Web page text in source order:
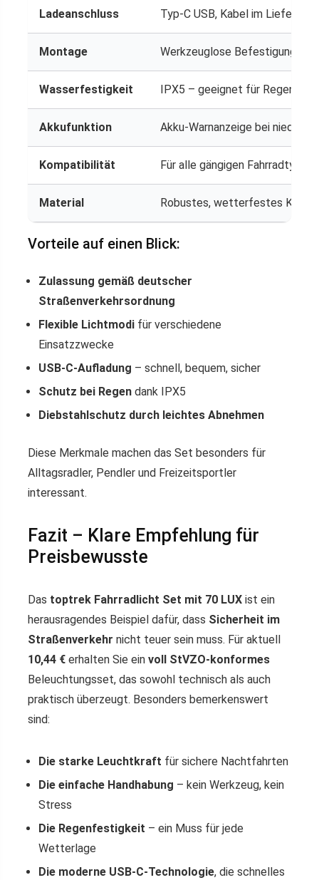
Ladeanschluss Typ-C USB, Kabel im
Montage Werkzeuglose Befestigung mit
Wasserfestigkeit IPX5 – geeignet für
Akkufunktion Akku-Warnanzeige bei
Kompatibilität Für alle gängigen Fahrradtypen
Material Robustes, wetterfestes
Vorteile auf einen Blick:
Zulassung gemäß deutscher
Straßenverkehrsordnung
Flexible Lichtmodi für verschiedene
Einsatzzwecke
USB-C-Aufladung – schnell, bequem, sicher
Schutz bei Regen dank IPX5
Diebstahlschutz durch leichtes Abnehmen
Diese Merkmale machen das Set besonders für
Alltagsradler, Pendler und Freizeitsportler
interessant.
Fazit – Klare Empfehlung für
Preisbewusste
Das toptrek Fahrradlicht Set mit 70 LUX ist ein
herausragendes Beispiel dafür, dass Sicherheit im
Straßenverkehr nicht teuer sein muss. Für aktuell
10,44 € erhalten Sie ein voll StVZO-konformes
Beleuchtungsset, das sowohl technisch als auch
praktisch überzeugt. Besonders bemerkenswert
sind:
Die starke Leuchtkraft für sichere Nachtfahrten
Die einfache Handhabung – kein Werkzeug, kein
Stress
Die Regenfestigkeit – ein Muss für jede
Wetterlage
Die moderne USB-C-Technologie, die schnelles